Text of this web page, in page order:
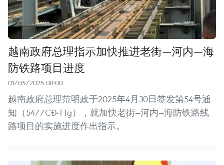
越南政府总理指示加快推进老街—河内—海
防铁路项目进度
01/05/2025 08:00
越南政府总理范明政于2025年4月30日签发第54号通
知（54//CĐ-TTg），就加快老街—河内—海防铁路线
路项目的实施进度作出指示。